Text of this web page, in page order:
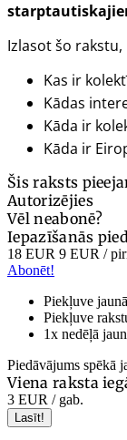
Izlasot šo rakstu,
Kas ir
Kādas
Kāda ir
Kāda ir
Šis raksts
Autorizējies
Vēl neabonē?
Iepazīšanās
18 EUR 9 EUR /
Abonēt!
Piekļuve
Piekļuve
1x nedēļā
Piedāvājums spēkā
Viena raksta
3 EUR / gab.
Lasīt!